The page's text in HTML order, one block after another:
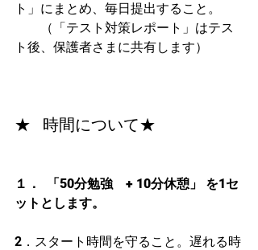
ト」にまとめ、毎日提出すること。
（「テスト対策レポート」はテス
ト後、保護者さまに共有します）
★   時間について★
１．  「50分勉強　+ 10分休憩」 を1セ
ットとします。
2．スタート時間を守ること。遅れる時